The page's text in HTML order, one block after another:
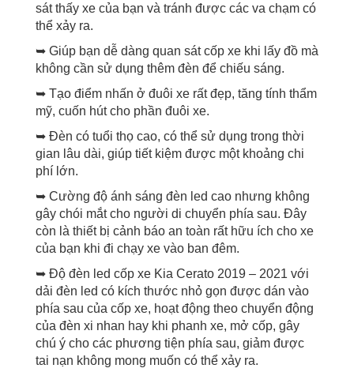
sát thấy xe của bạn và tránh được các va chạm có
thể xảy ra.
➥ Giúp bạn dễ dàng quan sát cốp xe khi lấy đồ mà
không cần sử dụng thêm đèn để chiếu sáng.
➥ Tạo điểm nhấn ở đuôi xe rất đẹp, tăng tính thẩm
mỹ, cuốn hút cho phần đuôi xe.
➥ Đèn có tuổi thọ cao, có thể sử dụng trong thời
gian lâu dài, giúp tiết kiệm được một khoảng chi
phí lớn.
➥ Cường độ ánh sáng đèn led cao nhưng không
gây chói mắt cho người di chuyển phía sau. Đây
còn là thiết bị cảnh báo an toàn rất hữu ích cho xe
của bạn khi đi chạy xe vào ban đêm.
➥ Độ đèn led cốp xe Kia Cerato 2019 – 2021 với
dải đèn led có kích thước nhỏ gọn được dán vào
phía sau của cốp xe, hoạt động theo chuyển động
của đèn xi nhan hay khi phanh xe, mở cốp, gây
chú ý cho các phương tiện phía sau, giảm được
tai nạn không mong muốn có thể xảy ra.